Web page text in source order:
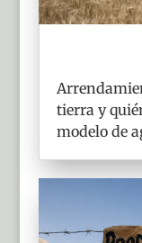
tierra y
modelo de